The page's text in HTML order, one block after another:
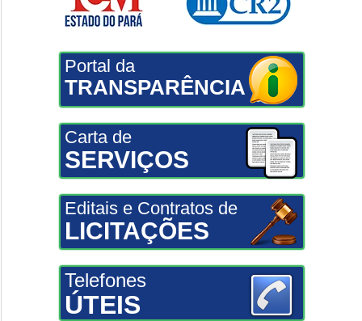
Portal da
TRANSPARÊNCIA
Carta de
SERVIÇOS
Editais e Contratos de
LICITAÇÕES
Telefones
ÚTEIS